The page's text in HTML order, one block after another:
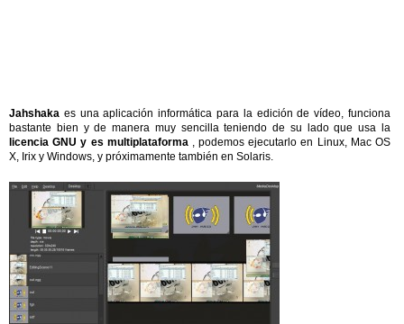
Jahshaka es una aplicación informática para la edición de vídeo, funciona
bastante bien y de manera muy sencilla teniendo de su lado que usa la
licencia GNU y es multiplataforma, podemos ejecutarlo en Linux, Mac OS
X, Irix y Windows, y próximamente también en Solaris.